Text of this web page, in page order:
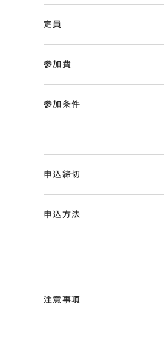
定員
参加費
参加条件
申込締切
申込方法
注意事項